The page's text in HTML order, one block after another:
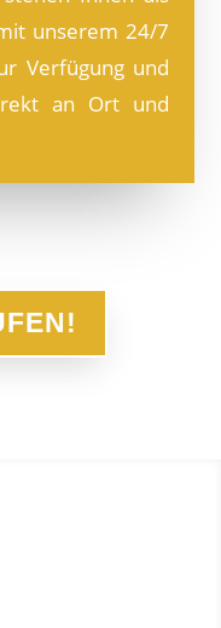
unserem 24/7
Verfügung und
an Ort und